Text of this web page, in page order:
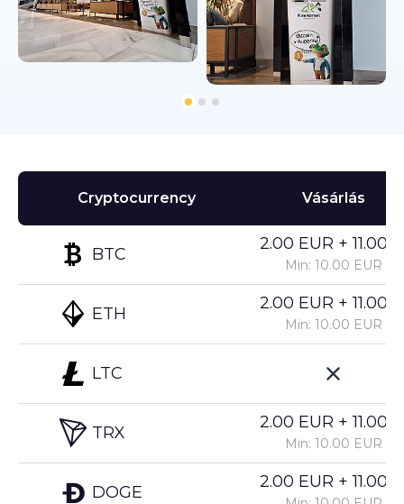
Cryptocurrency
BTC
ETH
LTC
TRX
DOGE
Vásárlás
2.00 EUR +
Min: 10.00 EUR
2.00 EUR +
Min: 10.00 EUR
2.00 EUR +
Min: 10.00 EUR
2.00 EUR +